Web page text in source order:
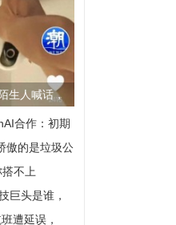
生人喊话，
合作：初期
佣金
傲的是垃圾公
不上
巨头是谁，
遭延误，